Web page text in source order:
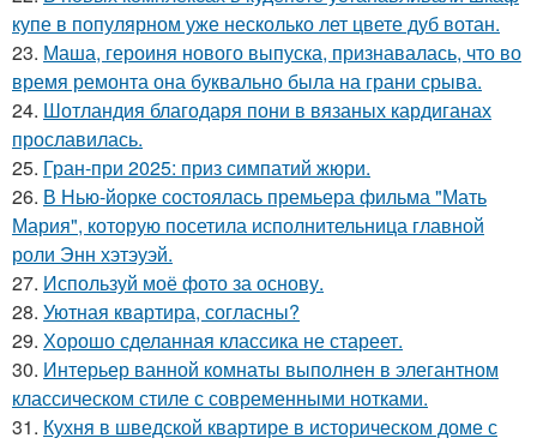
купе в популярном уже несколько лет цвете дуб вотан.
23. Маша, героиня нового выпуска, признавалась, что во
время ремонта она буквально была на грани срыва.
24. Шотландия благодаря пони в вязаных кардиганах
прославилась.
25. Гран-при 2025: приз симпатий жюри.
26. В Нью-йорке состоялась премьера фильма "Мать
Мария", которую посетила исполнительница главной
роли Энн хэтэуэй.
27. Используй моё фото за основу.
28. Уютная квартира, согласны?
29. Хорошо сделанная классика не стареет.
30. Интерьер ванной комнаты выполнен в элегантном
классическом стиле с современными нотками.
31. Кухня в шведской квартире в историческом доме с